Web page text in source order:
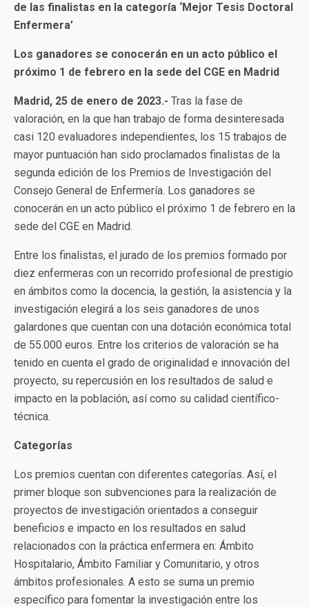
de las finalistas en la categoría ‘Mejor Tesis Doctoral
Enfermera’
Los ganadores se conocerán en un acto público el
próximo 1 de febrero en la sede del CGE en Madrid
Madrid, 25 de enero de 2023.- Tras la fase de
valoración, en la que han trabajo de forma desinteresada
casi 120 evaluadores independientes, los 15 trabajos de
mayor puntuación han sido proclamados finalistas de la
segunda edición de los Premios de Investigación del
Consejo General de Enfermería. Los ganadores se
conocerán en un acto público el próximo 1 de febrero en la
sede del CGE en Madrid.
Entre los finalistas, el jurado de los premios formado por
diez enfermeras con un recorrido profesional de prestigio
en ámbitos como la docencia, la gestión, la asistencia y la
investigación elegirá a los seis ganadores de unos
galardones que cuentan con una dotación económica total
de 55.000 euros. Entre los criterios de valoración se ha
tenido en cuenta el grado de originalidad e innovación del
proyecto, su repercusión en los resultados de salud e
impacto en la población, así como su calidad científico-
técnica.
Categorías
Los premios cuentan con diferentes categorías. Así, el
primer bloque son subvenciones para la realización de
proyectos de investigación orientados a conseguir
beneficios e impacto en los resultados en salud
relacionados con la práctica enfermera en: Ámbito
Hospitalario, Ámbito Familiar y Comunitario, y otros
ámbitos profesionales. A esto se suma un premio
específico para fomentar la investigación entre los